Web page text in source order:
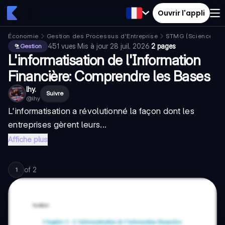
Ouvrir l'appli
Économie Gestion des Processus d'Entreprise
STMG (Sciences
Gestion
451 vues·Mis à jour 28 juil. 2026·2 pages
L'informatisation de l'Information
Financière: Comprendre les Bases
lhy.
@lhy
Suivre
L'informatisation a révolutionné la façon dont les
entreprises gèrent leurs...
Affiche plus
1 of 2